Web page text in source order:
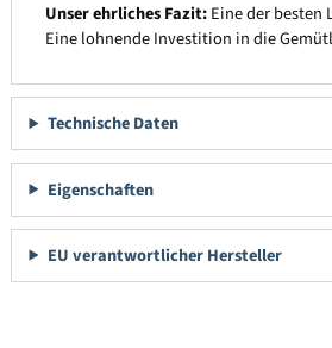
Unser ehrliches Fazit:Eine der besten
Eine lohnende Investition in die
Technische Daten
Eigenschaften
EU verantwortlicher Hersteller